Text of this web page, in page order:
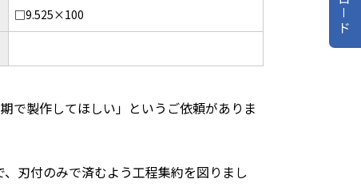
□9.525×100
で製作してほしい」というご依頼がありま
刃付のみで済むよう工程集約を図りまし